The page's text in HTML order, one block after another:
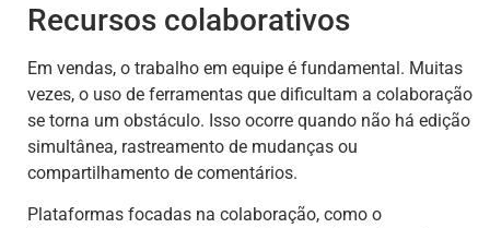
Recursos colaborativos
Em vendas, o trabalho em equipe é fundamental. Muitas
vezes, o uso de ferramentas que dificultam a colaboração
se torna um obstáculo. Isso ocorre quando não há edição
simultânea, rastreamento de mudanças ou
compartilhamento de comentários.
Plataformas focadas na colaboração, como o